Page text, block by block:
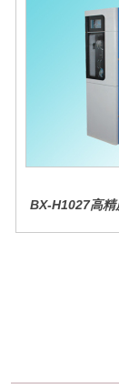
BX-H1027高精